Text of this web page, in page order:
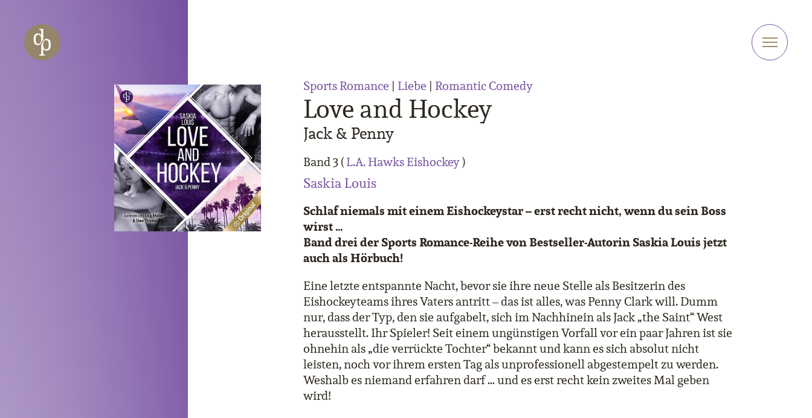
Zur Navigation springen
Zur Website-Suche springen
Love and Hockey
Jack & Penny
Band 3 (L.A. Hawks Eishockey)
Saskia Louis
Sports Romance | Liebe | Romantic Comedy
Schlaf niemals mit einem Eishockeystar – erst recht nicht, wenn du sein Boss
wirst …
Band drei der Sports Romance-Reihe von Bestseller-Autorin Saskia Louis jetzt
auch als Hörbuch!
Eine letzte entspannte Nacht, bevor sie ihre neue Stelle als Besitzerin des
Eishockeyteams ihres Vaters antritt – das ist alles, was Penny Clark will. Dumm
nur, dass der Typ, den sie aufgabelt, sich im Nachhinein als Jack „the Saint“West
herausstellt. Ihr Spieler! Seit einem ungünstigen Vorfall vor ein paar Jahren ist sie
ohnehin als „die verrückte Tochter“ bekannt und kann es sich absolut nicht
leisten, noch vor ihrem ersten Tag als unprofessionell abgestempelt zu werden.
Weshalb es niemand erfahren darf … und es erst recht kein zweites Mal geben
wird!